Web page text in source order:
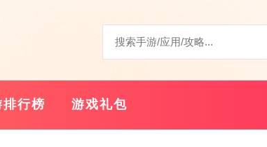
排行榜 游戏礼包